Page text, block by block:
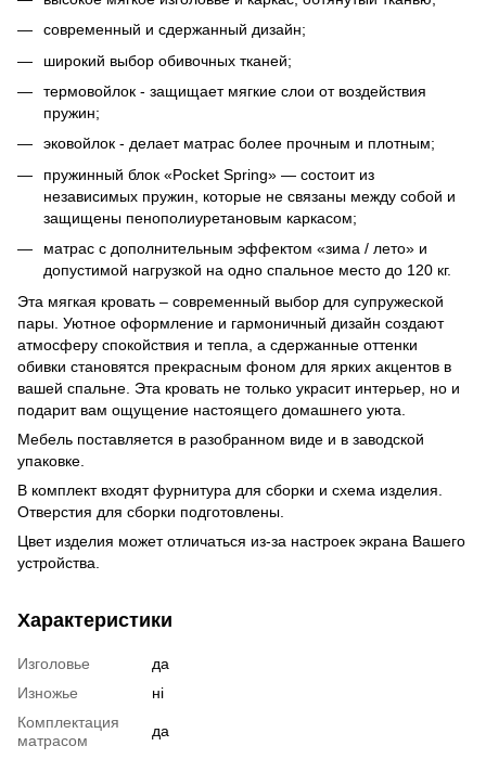
современный и сдержанный дизайн;
широкий выбор обивочных тканей;
термовойлок - защищает мягкие слои от воздействия
пружин;
эковойлок - делает матрас более прочным и плотным;
пружинный блок «Pocket Spring» — состоит из
независимых пружин, которые не связаны между собой и
защищены пенополиуретановым каркасом;
матрас с дополнительным эффектом «зима / лето» и
допустимой нагрузкой на одно спальное место до 120 кг.
Эта мягкая кровать – современный выбор для супружеской
пары. Уютное оформление и гармоничный дизайн создают
атмосферу спокойствия и тепла, а сдержанные оттенки
обивки становятся прекрасным фоном для ярких акцентов в
вашей спальне. Эта кровать не только украсит интерьер, но и
подарит вам ощущение настоящего домашнего уюта.
Мебель поставляется в разобранном виде и в заводской
упаковке.
В комплект входят фурнитура для сборки и схема изделия.
Отверстия для сборки подготовлены.
Цвет изделия может отличаться из-за настроек экрана Вашего
устройства.
Характеристики
Изголовье
да
Изножье
ні
Комплектация
матрасом
да